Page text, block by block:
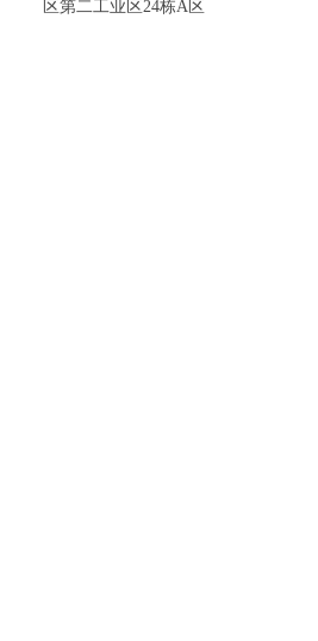
区第二工业区24栋A区